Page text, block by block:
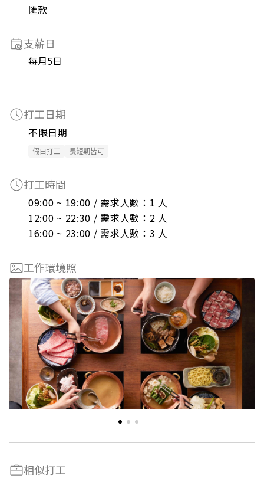
匯款
支薪日
每月5日
打工日期
不限日期
假日打工 長短期皆可
打工時間
09:00 ~ 19:00 / 需求人數：1 人
12:00 ~ 22:30 / 需求人數：2 人
16:00 ~ 23:00 / 需求人數：3 人
工作環境照
相似打工